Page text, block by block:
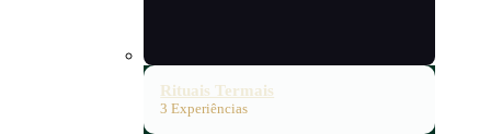
Rituais Termais
3 Experiências